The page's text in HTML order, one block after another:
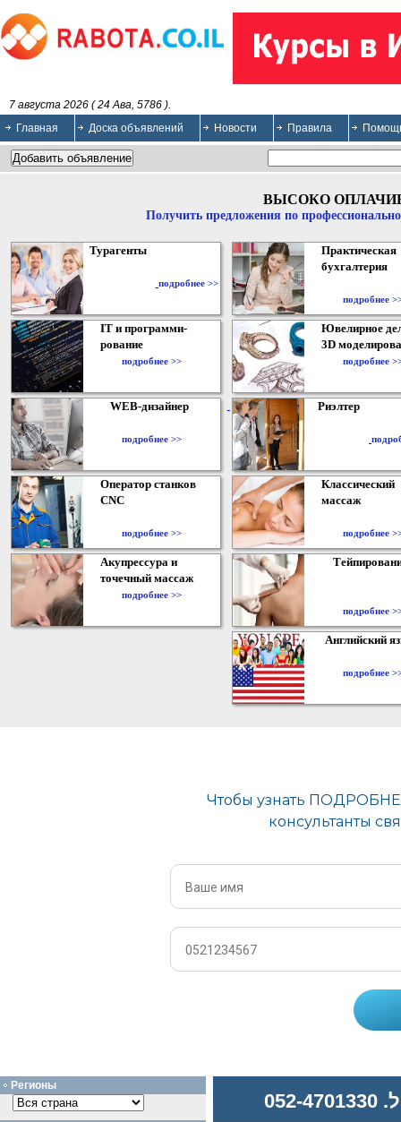
7 августа 2026 ( 24 Ава, 5786 ).
Главная
Доска объявлений Новости Правила
ВЫСОКО
Получить предложения по
Турагенты
подробнее >>
Практическая
бухгалтерия
подробнее
IT и программи-
рование
подробнее >>
Ювелирное
3D
подробнее
WEB-дизайнер
подробнее >>
Риэлтер
Оператор станков
CNC
подробнее >>
Классический
массаж
подробнее
Акупрессура и
точечный массаж
подробнее >>
подробнее
Английский
подробнее
Регионы